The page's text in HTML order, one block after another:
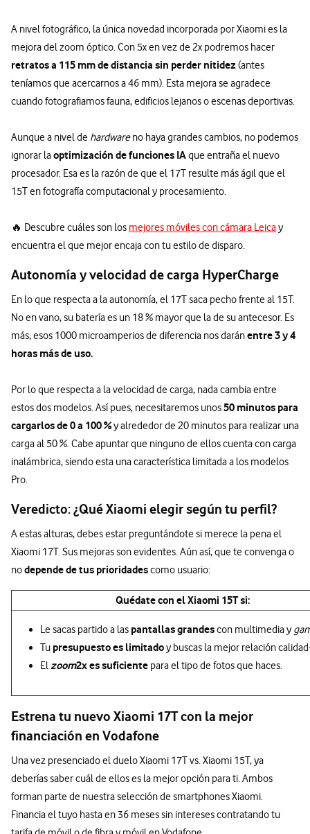
A nivel fotográfico, la única novedad incorporada por Xiaomi es la
mejora del zoom óptico. Con 5x en vez de 2x podremos hacer
retratos a 115 mm de distancia sin perder nitidez(antes
teníamos que acercarnos a 46 mm). Esta mejora se agradece
cuando fotografiamos fauna, edificios lejanos o escenas deportivas.
Aunque a nivel de hardwareno haya grandes cambios, no podemos
ignorar laoptimización de funciones IAque entraña el nuevo
procesador. Esa es la razón de que el 17T resulte más ágil que el
15T en fotografía computacional y procesamiento.
🔥 Descubre cuáles son los mejores móviles con cámara Leicay
encuentra el que mejor encaja con tu estilo de disparo.
Autonomía y velocidad de carga HyperCharge
En lo que respecta a la autonomía, el 17T saca pecho frente al 15T.
No en vano, su batería es un 18 % mayor que la de su antecesor. Es
más, esos 1000 microamperios de diferencia nos daránentre 3 y 4
horas más de uso.
Por lo que respecta a la velocidad de carga, nada cambia entre
estos dos modelos. Así pues, necesitaremos unos50 minutos para
cargarlos de 0 a 100 %y alrededor de 20 minutos para realizar una
carga al 50 %. Cabe apuntar que ninguno de ellos cuenta con carga
inalámbrica, siendo esta una característica limitada a los modelos
Pro.
Veredicto: ¿Qué Xiaomi elegir según tu perfil?
A estas alturas, debes estar preguntándote si merece la pena el
Xiaomi 17T. Sus mejoras son evidentes. Aún así, que te convenga o
nodepende de tus prioridadescomo usuario:
Quédate con el Xiaomi 15T si:
Le sacas partido a las pantallas grandescon multimedia y
Tu presupuesto es limitadoy buscas la mejor relación
Elzoom2x es suficiente para el tipo de fotos que haces.
Estrena tu nuevo Xiaomi 17T con la mejor
financiación en Vodafone
Una vez presenciado el duelo Xiaomi 17T vs. Xiaomi 15T, ya
deberías saber cuál de ellos es la mejor opción para ti. Ambos
forman parte de nuestra selección de smartphones Xiaomi.
Financia el tuyo hasta en 36 meses sin intereses contratando tu